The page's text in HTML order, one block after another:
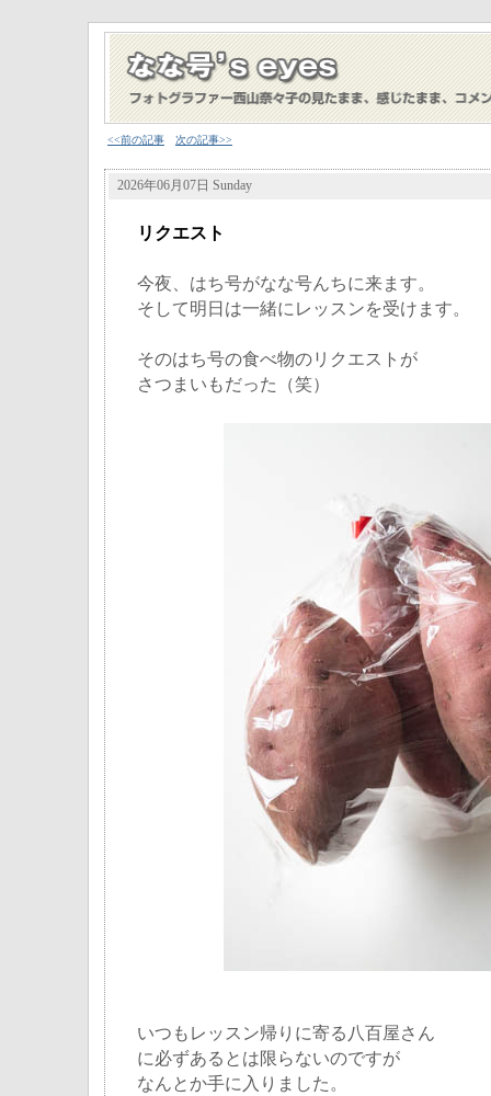
<<前の記事 次の記事>>
2026年06月07日 Sunday
リクエスト
今夜、はち号がなな号んちに来ます。
そして明日は一緒にレッスンを受けます。
そのはち号の食べ物のリクエストが
さつまいもだった（笑）
いつもレッスン帰りに寄る八百屋さん
に必ずあるとは限らないのですが
なんとか手に入りました。